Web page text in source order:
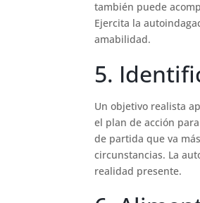
también puede
Ejercita la
amabilidad.
5.
Un objetivo realista
el plan de acción
de partida que va
circunstancias. La
realidad presente.